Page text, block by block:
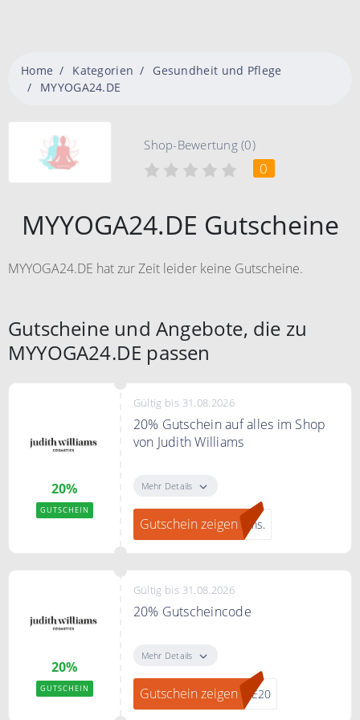
Home Kategorien
Gesundheit und Pflege
MYYOGA24.DE
Shop-Bewertung (0)
0
MYYOGA24.DE Gutscheine
MYYOGA24.DE hat zur Zeit leider keine Gutscheine.
Gutscheine und Angebote, die zu
MYYOGA24.DE passen
20%
GUTSCHEIN
Gültig bis 31.08.2026
20% Gutschein auf alles im Shop
von Judith Williams
JUDITH WILLIAMS zum Newsletter
anmelden und ein 20% Gutschein
erhalten.
Mehr Details
Gutschein zeigen ams.
20%
GUTSCHEIN
Gültig bis 31.08.2026
20% Gutscheincode
judithwilliams.com mit dem Code.
Mehr Details
Gutschein zeigen ME20